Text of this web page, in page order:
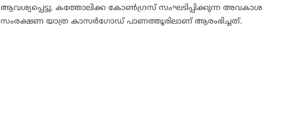
ആവശ്യപ്പെട്ടു. കത്തോലിക്ക കോണ്‍ഗ്രസ് സംഘടിപ്പിക്കുന്ന അവകാശ
സംരക്ഷണ യാത്ര കാസര്‍ഗോഡ് പാണത്തൂരിലാണ് ആരംഭിച്ചത്.